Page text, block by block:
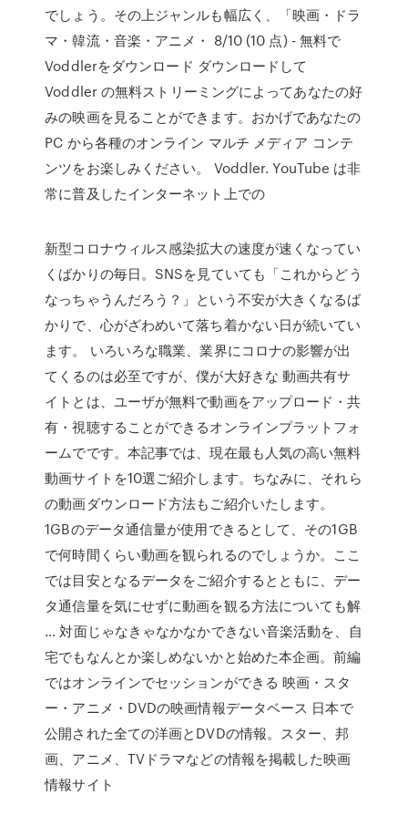
でしょう。その上ジャンルも幅広く、「映画・ドラ
マ・韓流・音楽・アニメ・ 8/10 (10 点) - 無料で
Voddlerをダウンロード ダウンロードして
Voddler の無料ストリーミングによってあなたの好
みの映画を見ることができます。おかげであなたの
PC から各種のオンライン マルチ メディア コンテ
ンツをお楽しみください。 Voddler. YouTube は非
常に普及したインターネット上での
新型コロナウィルス感染拡大の速度が速くなってい
くばかりの毎日。SNSを見ていても「これからどう
なっちゃうんだろう？」という不安が大きくなるば
かりで、心がざわめいて落ち着かない日が続いてい
ます。 いろいろな職業、業界にコロナの影響が出
てくるのは必至ですが、僕が大好きな 動画共有サ
イトとは、ユーザが無料で動画をアップロード・共
有・視聴することができるオンラインプラットフォ
ームでです。本記事では、現在最も人気の高い無料
動画サイトを10選ご紹介します。ちなみに、それら
の動画ダウンロード方法もご紹介いたします。
1GBのデータ通信量が使用できるとして、その1GB
で何時間くらい動画を観られるのでしょうか。ここ
では目安となるデータをご紹介するとともに、デー
タ通信量を気にせずに動画を観る方法についても解
… 対面じゃなきゃなかなかできない音楽活動を、自
宅でもなんとか楽しめないかと始めた本企画。前編
ではオンラインでセッションができる 映画・スタ
ー・アニメ・DVDの映画情報データベース 日本で
公開された全ての洋画とDVDの情報。スター、邦
画、アニメ、TVドラマなどの情報を掲載した映画
情報サイト